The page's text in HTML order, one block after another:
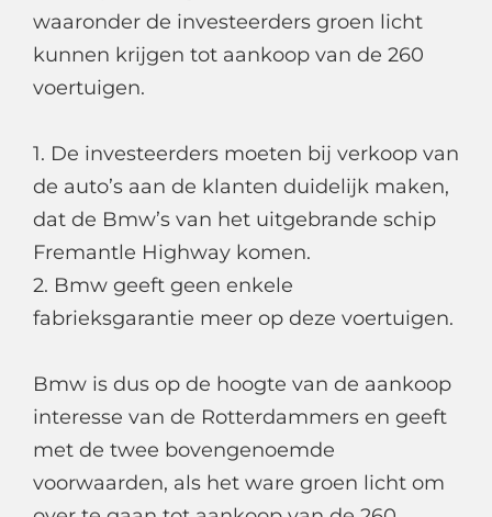
waaronder de investeerders groen licht
kunnen krijgen tot aankoop van de 260
voertuigen.
1. De investeerders moeten bij verkoop van
de auto’s aan de klanten duidelijk maken,
dat de Bmw’s van het uitgebrande schip
Fremantle Highway komen.
2. Bmw geeft geen enkele
fabrieksgarantie meer op deze voertuigen.
Bmw is dus op de hoogte van de aankoop
interesse van de Rotterdammers en geeft
met de twee bovengenoemde
voorwaarden, als het ware groen licht om